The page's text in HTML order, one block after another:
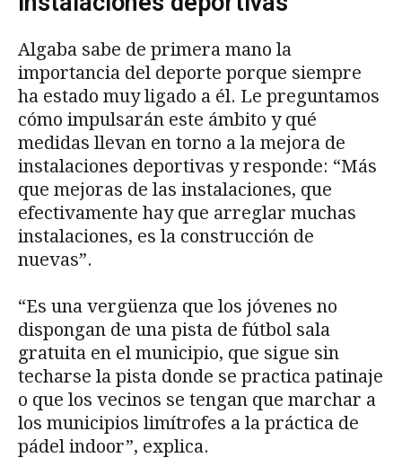
Algaba sabe de primera mano la
importancia del deporte porque siempre
ha estado muy ligado a él. Le preguntamos
cómo impulsarán este ámbito y qué
medidas llevan en torno a la mejora de
instalaciones deportivas y responde: “Más
que mejoras de las instalaciones, que
efectivamente hay que arreglar muchas
instalaciones, es la construcción de
nuevas”.
“Es una vergüenza que los jóvenes no
dispongan de una pista de fútbol sala
gratuita en el municipio, que sigue sin
techarse la pista donde se practica patinaje
o que los vecinos se tengan que marchar a
los municipios limítrofes a la práctica de
pádel indoor”, explica.